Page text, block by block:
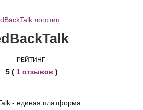
РЕЙТИНГ
5 ( 1 отзывов )
- единая платформа